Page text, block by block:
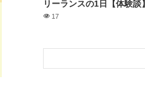
リーランスの1日【体験談】
17